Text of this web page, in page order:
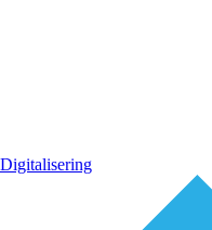
Digitalisering